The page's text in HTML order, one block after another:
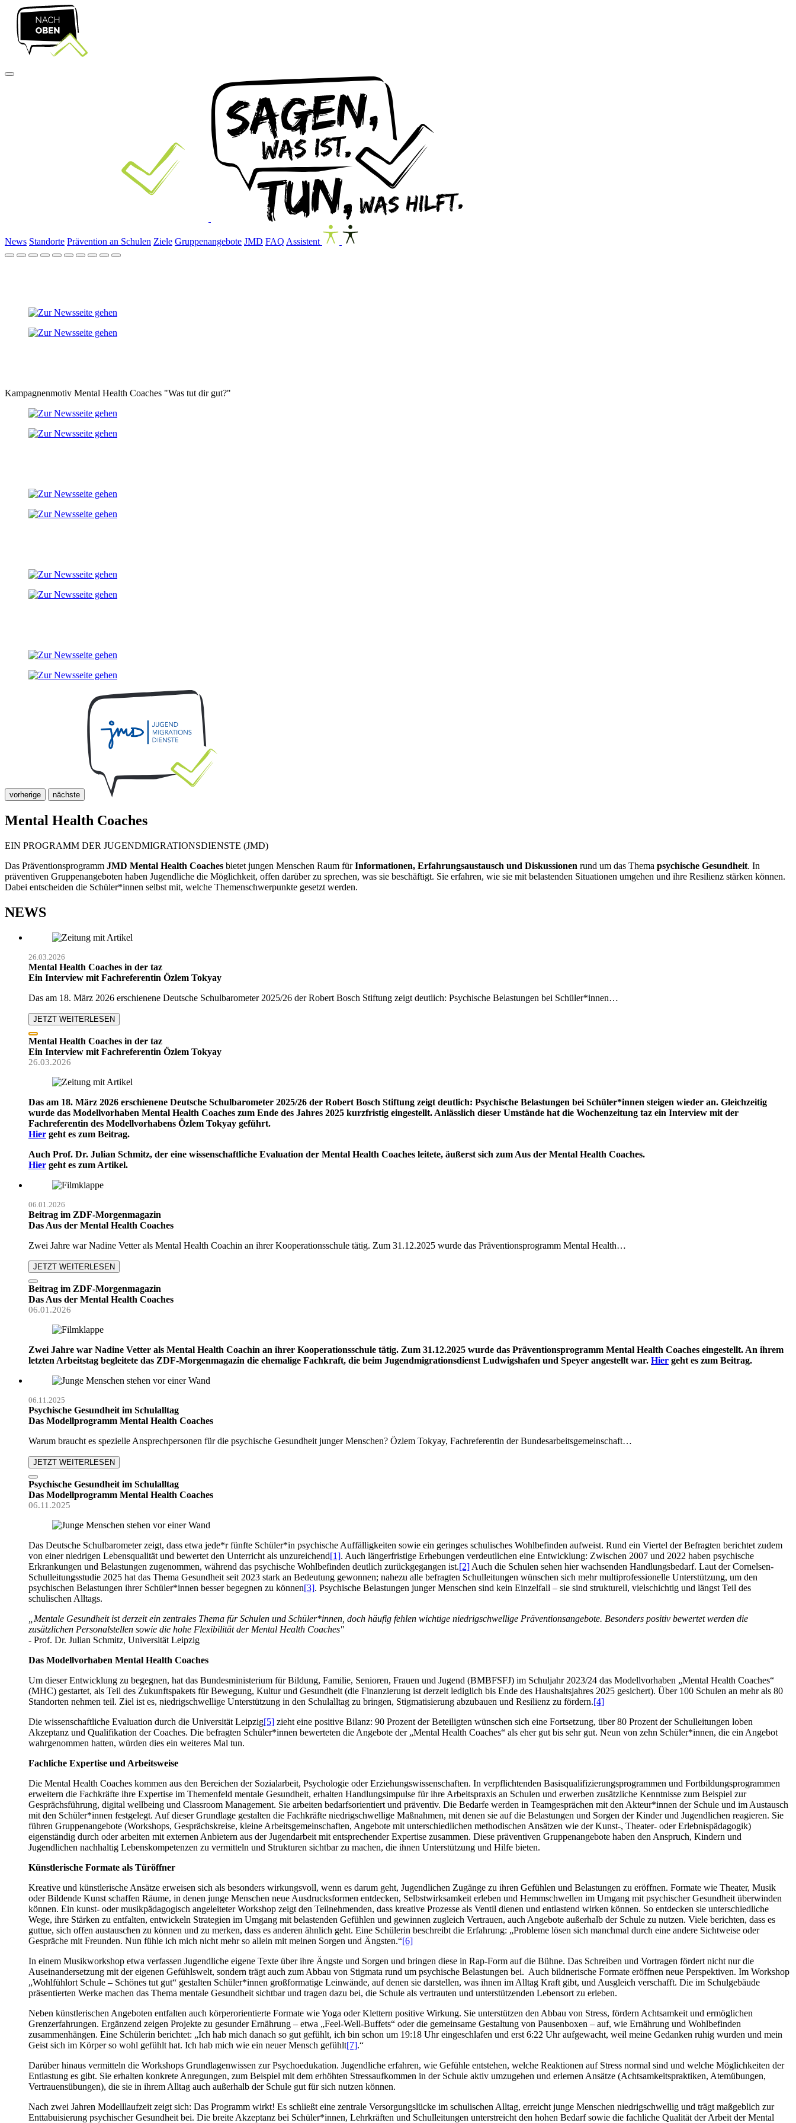
News Standorte Prävention an Schulen Ziele Gruppenangebote JMD FAQ Assistent
Kampagnenmotiv Mental Health Coaches "Was tut dir gut?"
vorherige nächste
Mental Health Coaches
EIN PROGRAMM DER JUGEND­MIGRATIONS­DIENSTE (JMD)
Das Präventionsprogramm JMD Mental Health Coaches bietet jungen Menschen Raum fürInformationen, Erfahrungsaustausch und Diskussionen rund um das Thema psychische Gesundheit. In
präventiven Gruppenangeboten haben Jugendliche die Möglichkeit, offen darüber zu sprechen, was sie beschäftigt. Sie erfahren, wie sie mit belastenden Situationen umgehen und ihre Resilienz stärken können.
Dabei entscheiden die Schüler*innen selbst mit, welche Themenschwerpunkte gesetzt werden.
NEWS
26.03.2026
Mental Health Coaches in der taz
Ein Interview mit Fachreferentin Özlem Tokyay
Das am 18. März 2026 erschienene Deutsche Schulbarometer 2025/26 der Robert Bosch Stiftung zeigt deutlich: Psychische Belastungen bei Schüler*innen…
JETZT WEITERLESEN
Mental Health Coaches in der taz
Ein Interview mit Fachreferentin Özlem Tokyay
26.03.2026
Das am 18. März 2026 erschienene Deutsche Schulbarometer 2025/26 der Robert Bosch Stiftung zeigt deutlich: Psychische Belastungen bei Schüler*innen steigen wieder an. Gleichzeitig
wurde das Modellvorhaben Mental Health Coaches zum Ende des Jahres 2025 kurzfristig eingestellt. Anlässlich dieser Umstände hat die Wochenzeitung taz ein Interview mit der
Fachreferentin des Modellvorhabens Özlem Tokyay geführt.
Hier geht es zum Beitrag.
Auch Prof. Dr. Julian Schmitz, der eine wissenschaftliche Evaluation der Mental Health Coaches leitete, äußerst sich zum Aus der Mental Health Coaches.
Hier geht es zum Artikel.
06.01.2026
Beitrag im ZDF-Morgenmagazin
Das Aus der Mental Health Coaches
Zwei Jahre war Nadine Vetter als Mental Health Coachin an ihrer Kooperationsschule tätig. Zum 31.12.2025 wurde das Präventionsprogramm Mental Health…
JETZT WEITERLESEN
Beitrag im ZDF-Morgenmagazin
Das Aus der Mental Health Coaches
06.01.2026
Zwei Jahre war Nadine Vetter als Mental Health Coachin an ihrer Kooperationsschule tätig. Zum 31.12.2025 wurde das Präventionsprogramm Mental Health Coaches eingestellt. An ihrem
letzten Arbeitstag begleitete das ZDF-Morgenmagazin die ehemalige Fachkraft, die beim Jugendmigrationsdienst Ludwigshafen und Speyer angestellt war. Hier geht es zum Beitrag.
06.11.2025
Psychische Gesundheit im Schulalltag
Das Modellprogramm Mental Health Coaches
Warum braucht es spezielle Ansprechpersonen für die psychische Gesundheit junger Menschen? Özlem Tokyay, Fachreferentin der Bundesarbeitsgemeinschaft…
JETZT WEITERLESEN
Psychische Gesundheit im Schulalltag
Das Modellprogramm Mental Health Coaches
06.11.2025
Das Deutsche Schulbarometer zeigt, dass etwa jede*r fünfte Schüler*in psychische Auffälligkeiten sowie ein geringes schulisches Wohlbefinden aufweist. Rund ein Viertel der Befragten berichtet zudem
von einer niedrigen Lebensqualität und bewertet den Unterricht als unzureichend[1]. Auch längerfristige Erhebungen verdeutlichen eine Entwicklung: Zwischen 2007 und 2022 haben psychische
Erkrankungen und Belastungen zugenommen, während das psychische Wohlbefinden deutlich zurückgegangen ist.[2] Auch die Schulen sehen hier wachsenden Handlungsbedarf. Laut der Cornelsen-
Schulleitungsstudie 2025 hat das Thema Gesundheit seit 2023 stark an Bedeutung gewonnen; nahezu alle befragten Schulleitungen wünschen sich mehr multiprofessionelle Unterstützung, um den
psychischen Belastungen ihrer Schüler*innen besser begegnen zu können[3]. Psychische Belastungen junger Menschen sind kein Einzelfall – sie sind strukturell, vielschichtig und längst Teil des
schulischen Alltags.
„Mentale Gesundheit ist derzeit ein zentrales Thema für Schulen und Schüler*innen, doch häufig fehlen wichtige niedrigschwellige Präventionsangebote. Besonders positiv bewertet werden die
zusätzlichen Personalstellen sowie die hohe Flexibilität der Mental Health Coaches"
- Prof. Dr. Julian Schmitz, Universität Leipzig
Das Modellvorhaben Mental Health Coaches
Um dieser Entwicklung zu begegnen, hat das Bundesministerium für Bildung, Familie, Senioren, Frauen und Jugend (BMBFSFJ) im Schuljahr 2023/24 das Modellvorhaben „Mental Health Coaches“
(MHC) gestartet, als Teil des Zukunftspakets für Bewegung, Kultur und Gesundheit (die Finanzierung ist derzeit lediglich bis Ende des Haushaltsjahres 2025 gesichert). Über 100 Schulen an mehr als 80
Standorten nehmen teil. Ziel ist es, niedrigschwellige Unterstützung in den Schulalltag zu bringen, Stigmatisierung abzubauen und Resilienz zu fördern.[4]
Die wissenschaftliche Evaluation durch die Universität Leipzig[5] zieht eine positive Bilanz: 90 Prozent der Beteiligten wünschen sich eine Fortsetzung, über 80 Prozent der Schulleitungen loben
Akzeptanz und Qualifikation der Coaches. Die befragten Schüler*innen bewerteten die Angebote der „Mental Health Coaches“ als eher gut bis sehr gut. Neun von zehn Schüler*innen, die ein Angebot
wahrgenommen hatten, würden dies ein weiteres Mal tun.
Fachliche Expertise und Arbeitsweise
Die Mental Health Coaches kommen aus den Bereichen der Sozialarbeit, Psychologie oder Erziehungswissenschaften. In verpflichtenden Basisqualifizierungsprogrammen und Fortbildungsprogrammen
erweitern die Fachkräfte ihre Expertise im Themenfeld mentale Gesundheit, erhalten Handlungsimpulse für ihre Arbeitspraxis an Schulen und erwerben zusätzliche Kenntnisse zum Beispiel zur
Gesprächsführung, digital wellbeing und Classroom Management. Sie arbeiten bedarfsorientiert und präventiv. Die Bedarfe werden in Teamgesprächen mit den Akteur*innen der Schule und im Austausch
mit den Schüler*innen festgelegt. Auf dieser Grundlage gestalten die Fachkräfte niedrigschwellige Maßnahmen, mit denen sie auf die Belastungen und Sorgen der Kinder und Jugendlichen reagieren. Sie
führen Gruppenangebote (Workshops, Gesprächskreise, kleine Arbeitsgemeinschaften, Angebote mit unterschiedlichen methodischen Ansätzen wie der Kunst-, Theater- oder Erlebnispädagogik)
eigenständig durch oder arbeiten mit externen Anbietern aus der Jugendarbeit mit entsprechender Expertise zusammen. Diese präventiven Gruppenangebote haben den Anspruch, Kindern und
Jugendlichen nachhaltig Lebenskompetenzen zu vermitteln und Strukturen sichtbar zu machen, die ihnen Unterstützung und Hilfe bieten.
Künstlerische Formate als Türöffner
Kreative und künstlerische Ansätze erweisen sich als besonders wirkungsvoll, wenn es darum geht, Jugendlichen Zugänge zu ihren Gefühlen und Belastungen zu eröffnen. Formate wie Theater, Musik
oder Bildende Kunst schaffen Räume, in denen junge Menschen neue Ausdrucksformen entdecken, Selbstwirksamkeit erleben und Hemmschwellen im Umgang mit psychischer Gesundheit überwinden
können. Ein kunst- oder musikpädagogisch angeleiteter Workshop zeigt den Teilnehmenden, dass kreative Prozesse als Ventil dienen und entlastend wirken können. So entdecken sie unterschiedliche
Wege, ihre Stärken zu entfalten, entwickeln Strategien im Umgang mit belastenden Gefühlen und gewinnen zugleich Vertrauen, auch Angebote außerhalb der Schule zu nutzen. Viele berichten, dass es
guttue, sich offen austauschen zu können und zu merken, dass es anderen ähnlich geht. Eine Schülerin beschreibt die Erfahrung: „Probleme lösen sich manchmal durch eine andere Sichtweise oder
Gespräche mit Freunden. Nun fühle ich mich nicht mehr so allein mit meinen Sorgen und Ängsten.“[6]
In einem Musikworkshop etwa verfassen Jugendliche eigene Texte über ihre Ängste und Sorgen und bringen diese in Rap-Form auf die Bühne. Das Schreiben und Vortragen fördert nicht nur die
Auseinandersetzung mit der eigenen Gefühlswelt, sondern trägt auch zum Abbau von Stigmata rund um psychische Belastungen bei. Auch bildnerische Formate eröffnen neue Perspektiven. Im Workshop
„Wohlfühlort Schule – Schönes tut gut“ gestalten Schüler*innen großformatige Leinwände, auf denen sie darstellen, was ihnen im Alltag Kraft gibt, und Ausgleich verschafft. Die im Schulgebäude
präsentierten Werke machen das Thema mentale Gesundheit sichtbar und tragen dazu bei, die Schule als vertrauten und unterstützenden Lebensort zu erleben.
Neben künstlerischen Angeboten entfalten auch körperorientierte Formate wie Yoga oder Klettern positive Wirkung. Sie unterstützen den Abbau von Stress, fördern Achtsamkeit und ermöglichen
Grenzerfahrungen. Ergänzend zeigen Projekte zu gesunder Ernährung – etwa „Feel-Well-Buffets“ oder die gemeinsame Gestaltung von Pausenboxen – auf, wie Ernährung und Wohlbefinden
zusammenhängen. Eine Schülerin berichtet: „Ich hab mich danach so gut gefühlt, ich bin schon um 19:18 Uhr eingeschlafen und erst 6:22 Uhr aufgewacht, weil meine Gedanken ruhig wurden und mein
Geist sich im Körper so wohl gefühlt hat. Ich hab mich wie ein neuer Mensch gefühlt[7].“
Darüber hinaus vermitteln die Workshops Grundlagenwissen zur Psychoedukation. Jugendliche erfahren, wie Gefühle entstehen, welche Reaktionen auf Stress normal sind und welche Möglichkeiten der
Entlastung es gibt. Sie erhalten konkrete Anregungen, zum Beispiel mit dem erhöhten Stressaufkommen in der Schule aktiv umzugehen und erlernen Ansätze (Achtsamkeitspraktiken, Atemübungen,
Vertrauensübungen), die sie in ihrem Alltag auch außerhalb der Schule gut für sich nutzen können.
Nach zwei Jahren Modelllaufzeit zeigt sich: Das Programm wirkt! Es schließt eine zentrale Versorgungslücke im schulischen Alltag, erreicht junge Menschen niedrigschwellig und trägt maßgeblich zur
Enttabuisierung psychischer Gesundheit bei. Die breite Akzeptanz bei Schüler*innen, Lehrkräften und Schulleitungen unterstreicht den hohen Bedarf sowie die fachliche Qualität der Arbeit der Mental